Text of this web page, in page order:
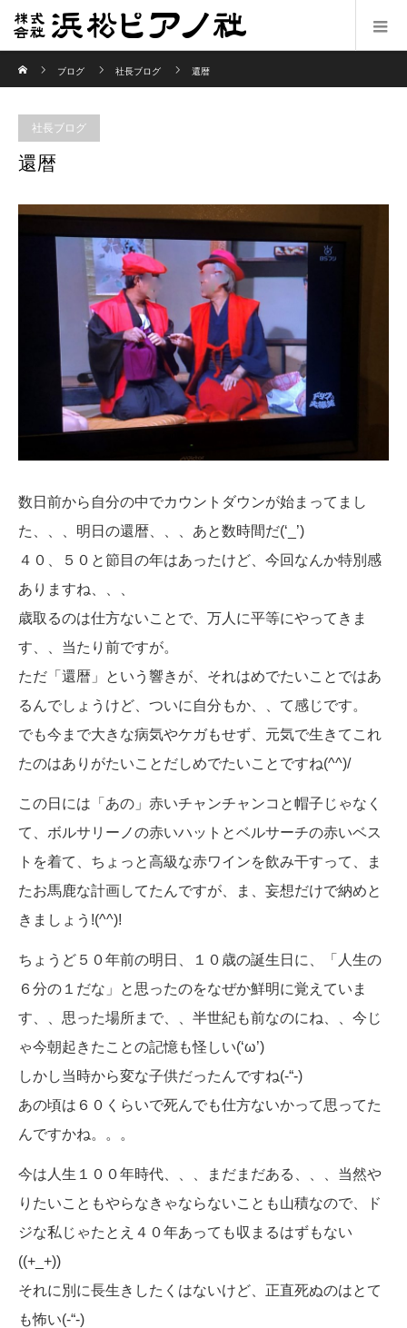
ブログ
社長ブログ 還暦
社長ブログ
還暦
数日前から自分の中でカウントダウンが始まってまし
た、、、明日の還暦、、、あと数時間だ(‘_’)
４０、５０と節目の年はあったけど、今回なんか特別感
ありますね、、、
歳取るのは仕方ないことで、万人に平等にやってきま
す、、当たり前ですが。
ただ「還暦」という響きが、それはめでたいことではあ
るんでしょうけど、ついに自分もか、、て感じです。
でも今まで大きな病気やケガもせず、元気で生きてこれ
たのはありがたいことだしめでたいことですね(^^)/
この日には「あの」赤いチャンチャンコと帽子じゃなく
て、ボルサリーノの赤いハットとベルサーチの赤いベス
トを着て、ちょっと高級な赤ワインを飲み干すって、ま
たお馬鹿な計画してたんですが、ま、妄想だけで納めと
きましょう!(^^)!
ちょうど５０年前の明日、１０歳の誕生日に、「人生の
６分の１だな」と思ったのをなぜか鮮明に覚えていま
す、、思った場所まで、、半世紀も前なのにね、、今じ
ゃ今朝起きたことの記憶も怪しい(‘ω’)
しかし当時から変な子供だったんですね(-“-)
あの頃は６０くらいで死んでも仕方ないかって思ってた
んですかね。。。
今は人生１００年時代、、、まだまだある、、、当然や
りたいこともやらなきゃならないことも山積なので、ド
ジな私じゃたとえ４０年あっても収まるはずもない
((+_+))
それに別に長生きしたくはないけど、正直死ぬのはとて
も怖い(-“-)